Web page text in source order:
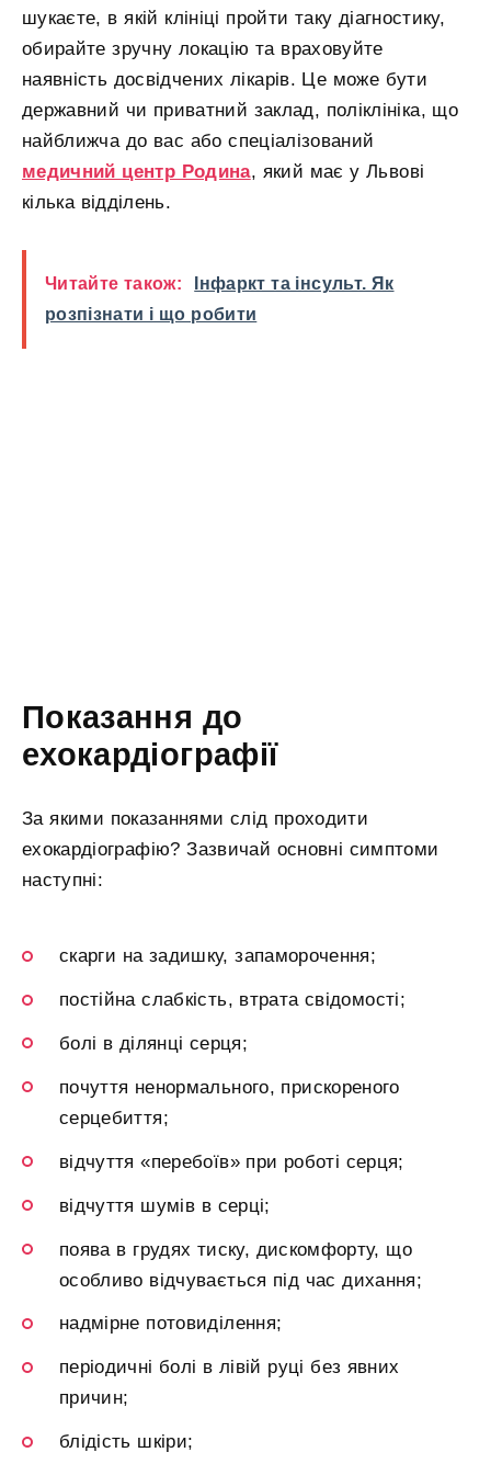
шукаєте, в якій клініці пройти таку діагностику,
обирайте зручну локацію та враховуйте
наявність досвідчених лікарів. Це може бути
державний чи приватний заклад, поліклініка, що
найближча до вас або спеціалізований
медичний центр Родина, який має у Львові
кілька відділень.
Читайте також:
Інфаркт та інсульт. Як
розпізнати і що робити
Показання до
ехокардіографії
За якими показаннями слід проходити
ехокардіографію? Зазвичай основні симптоми
наступні:
скарги на задишку, запаморочення;
постійна слабкість, втрата свідомості;
болі в ділянці серця;
почуття ненормального, прискореного
серцебиття;
відчуття «перебоїв» при роботі серця;
відчуття шумів в серці;
поява в грудях тиску, дискомфорту, що
особливо відчувається під час дихання;
надмірне потовиділення;
періодичні болі в лівій руці без явних
причин;
блідість шкіри;